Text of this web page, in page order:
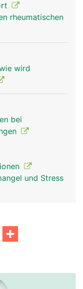
rheumatischen
wird
bei
und Stress